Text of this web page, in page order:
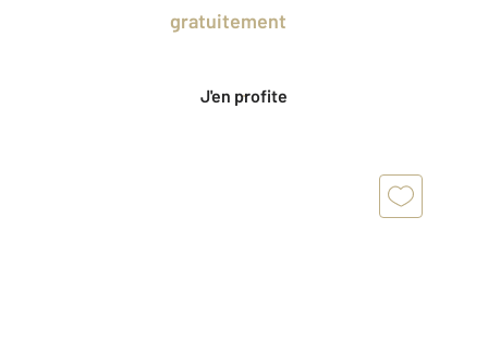
gratuitement
J'en profite